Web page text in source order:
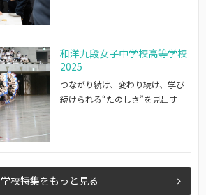
和洋九段女子中学校高等学校
2025
つながり続け、変わり続け、学び
続けられる“たのしさ”を見出す
学校特集をもっと見る